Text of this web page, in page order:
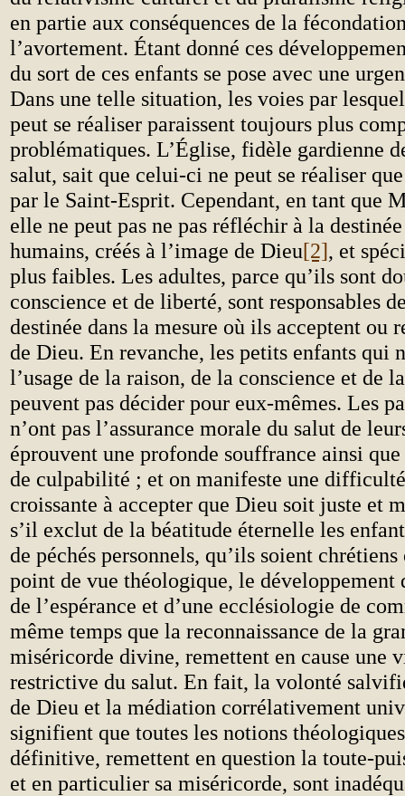
en partie aux conséquences de la
l’avortement. Étant donné ces
du sort de ces enfants se pose avec une
Dans une telle situation, les voies par
peut se réaliser paraissent toujours plus
problématiques. L’Église, fidèle gardienne
salut, sait que celui-ci ne peut se réaliser
par le Saint-Esprit. Cependant, en tant que
elle ne peut pas ne pas réfléchir à la
humains, créés à l’image de Dieu[2], et
plus faibles. Les adultes, parce qu’ils sont
conscience et de liberté, sont responsables
destinée dans la mesure où ils acceptent ou
de Dieu. En revanche, les petits enfants qui
l’usage de la raison, de la conscience et de
peuvent pas décider pour eux-mêmes. Les
n’ont pas l’assurance morale du salut de
éprouvent une profonde souffrance ainsi
de culpabilité ; et on manifeste une
croissante à accepter que Dieu soit juste et
s’il exclut de la béatitude éternelle les
de péchés personnels, qu’ils soient chrétiens
point de vue théologique, le développement
de l’espérance et d’une ecclésiologie de
même temps que la reconnaissance de la
miséricorde divine, remettent en cause une
restrictive du salut. En fait, la volonté
de Dieu et la médiation corrélativement
signifient que toutes les notions
définitive, remettent en question la toute-
et en particulier sa miséricorde, sont